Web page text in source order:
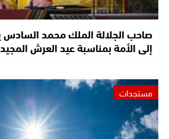
صاحب الجلالة الملك محمد السادس
إلى الأمة بمناسبة عيد العرش المجيد
مستجدات